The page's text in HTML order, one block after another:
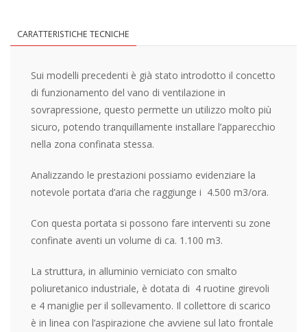
CARATTERISTICHE TECNICHE
Sui modelli precedenti è già stato introdotto il concetto
di funzionamento del vano di ventilazione in
sovrapressione, questo permette un utilizzo molto più
sicuro, potendo tranquillamente installare l’apparecchio
nella zona confinata stessa.
Analizzando le prestazioni possiamo evidenziare la
notevole portata d’aria che raggiunge i 4.500 m3/ora.
Con questa portata si possono fare interventi su zone
confinate aventi un volume di ca. 1.100 m3.
La struttura, in alluminio verniciato con smalto
poliuretanico industriale, è dotata di 4 ruotine girevoli
e 4 maniglie per il sollevamento. Il collettore di scarico
è in linea con l’aspirazione che avviene sul lato frontale